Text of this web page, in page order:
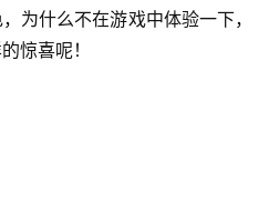
为什么不在游戏中体验一下，
惊喜呢！